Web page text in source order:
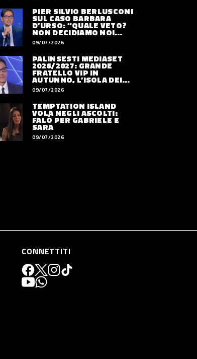
PIER SILVIO BERLUSCONI
SUL CASO BARBARA
D’URSO: “QUALE VETO?
NON DECIDIAMO NOI
DOVE LAVORERÀ”
09/07/2026
PALINSESTI MEDIASET
2026/2027: GRANDE
FRATELLO VIP IN
AUTUNNO, L’ISOLA DEI
FAMOSI SLITTA AL 2027
09/07/2026
TEMPTATION ISLAND
VOLA NEGLI ASCOLTI:
FALÒ PER GABRIELE E
SARA
09/07/2026
CONNETTITI